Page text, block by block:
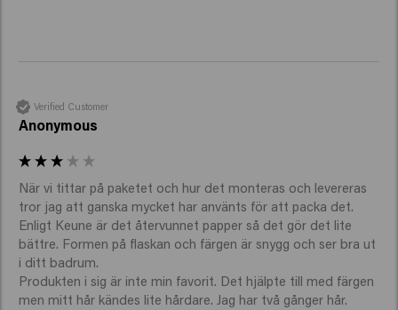
Verified Customer
Anonymous
När vi tittar på paketet och hur det monteras och levereras
tror jag att ganska mycket har använts för att packa det.
Enligt Keune är det återvunnet papper så det gör det lite
bättre. Formen på flaskan och färgen är snygg och ser bra ut
i ditt badrum.
Produkten i sig är inte min favorit. Det hjälpte till med färgen
men mitt hår kändes lite hårdare. Jag har två gånger hår.